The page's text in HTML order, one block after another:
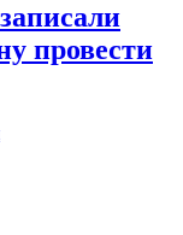
провести